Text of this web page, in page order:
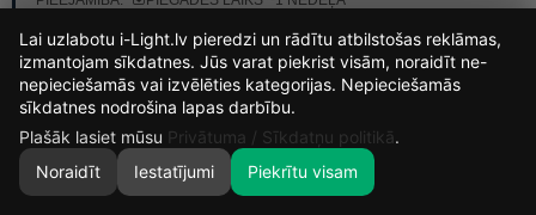
0
KRĀSA
14
DIENAS
21
STUNDAS
25
MIN.
9
Lai uzlabotu i-Light.lv pieredzi un rādītu atbilstošas reklāmas,
izmantojam sīkdatnes. Jūs varat piekrist visām, noraidīt ne-
nepieciešamās vai izvēlēties kategorijas. Nepieciešamās
sīkdatnes nodrošina lapas darbību.
Plašāk lasiet mūsu Privātuma / Sīkdatņu politikā.
Noraidīt
Iestatījumi Piekrītu visam